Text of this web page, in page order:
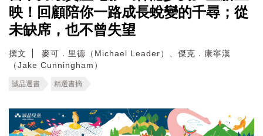
映！回顧陪你一路成長蛻變的千尋；從
未缺席，也不曾失望
撰文
麥可．里德（Michael Leader）、傑克．康寧漢
（Jake Cunningham）
誠品選書 精選書摘